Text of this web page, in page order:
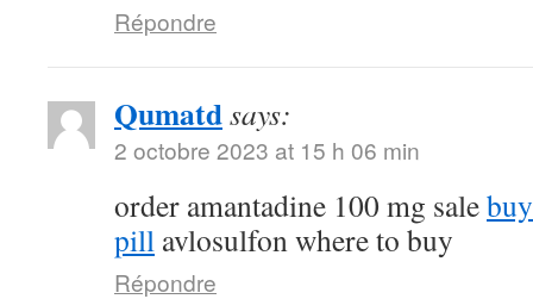
Répondre
Qumatdsays:
2 octobre 2023 at 15 h 06 min
order amantadine 100 mg sale
pill avlosulfon where to buy
Répondre